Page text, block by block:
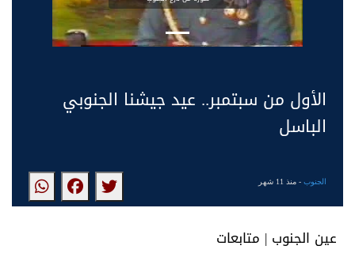
الأول من سبتمبر.. عيد جيشنا الجنوبي
الباسل
الجنوب- منذ 11 شهر
عين الجنوب | متابعات